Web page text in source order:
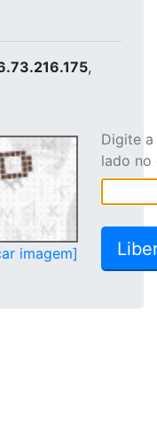
,
imagem]
Digite
lado no